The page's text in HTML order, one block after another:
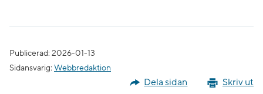
Publicerad: 2026-01-13
Sidansvarig: Webbredaktion
Skriv ut
Dela sidan